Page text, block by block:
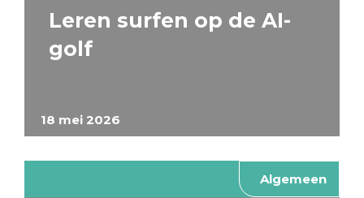
18 mei 2026
Leren surfen op de AI-
golf
Algemeen